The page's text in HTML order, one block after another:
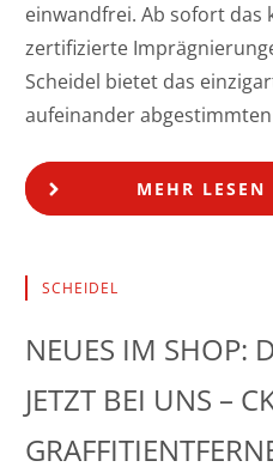
einwandfrei. Ab sofort das
zertifizierte
Scheidel bietet das
aufeinander
MEHR LESEN
SCHEIDEL
NEUES IM SHOP:
JETZT BEI UNS –